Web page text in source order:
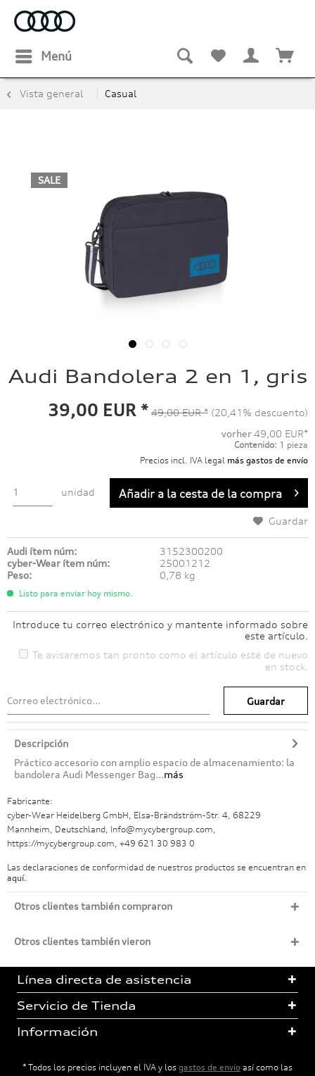
Menú
Vista general Casual
SALE
Audi Bandolera 2 en 1, gris
39,00 EUR * 49,00 EUR * (20,41% descuento)
vorher49,00 EUR*
Contenido: 1 pieza
Precios incl. IVA legal más gastos de envío
unidad Añadir a la cesta de la compra
Guardar
Audi ítem núm:
3152300200
cyber-Wear ítem núm:
25001212
Peso:
0,78 kg
Listo para enviar hoy mismo.
Introduce tu correo electrónico y mantente informado sobre
este artículo.
Te avisaremos tan pronto como el artículo esté de nuevo
en stock.
Guardar
Descripción
Práctico accesorio con amplio espacio de almacenamiento: la
bandolera Audi Messenger Bag...más
Fabricante:
cyber-Wear Heidelberg GmbH, Elsa-Brändström-Str. 4, 68229
Mannheim, Deutschland, Info@mycybergroup.com,
https://mycybergroup.com, +49 621 30 983 0
Las declaraciones de conformidad de nuestros productos se encuentran en
aquí.
Otros clientes también compraron
Otros clientes también vieron
Línea directa de asistencia
Servicio de Tienda
Información
* Todos los precios incluyen el IVA y los gastos de envío así como las